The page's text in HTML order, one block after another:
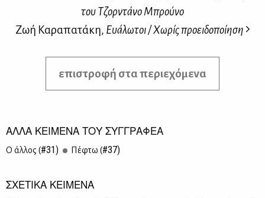
του Τζορντάνο Μπρούνο
Ζωή Καραπατάκη, Ευάλωτοι / Χωρίς προειδοποίηση
επιστροφή στα περιεχόμενα
ΑΛΛΑ ΚΕΙΜΕΝΑ ΤΟΥ ΣΥΓΓΡΑΦΕΑ
Ο άλ­λος (#31) Πέ­φτω (#37)
ΣΧΕΤΙΚΑ ΚΕΙΜΕΝΑ